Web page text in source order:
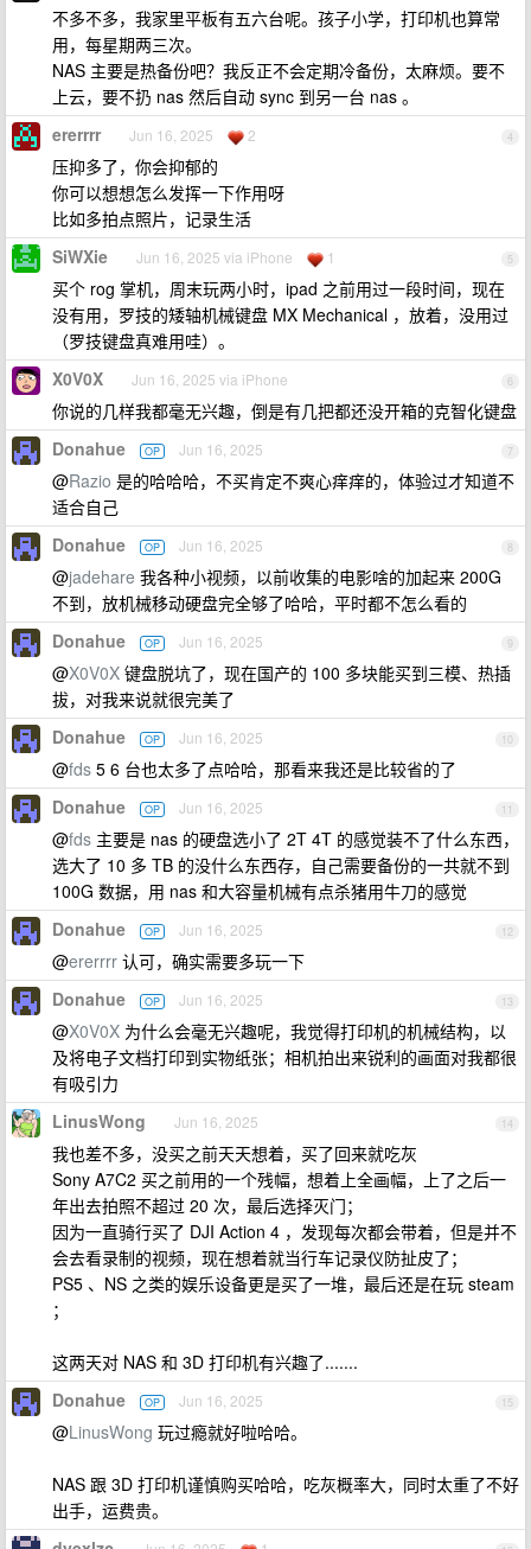
不多不多，我家里平板有五六台呢。孩子小学，打印机也算常
用，每星期两三次。
NAS 主要是热备份吧？我反正不会定期冷备份，太麻烦。要不
上云，要不扔 nas 然后自动 sync 到另一台 nas 。
4
ererrrr Jun 16, 2025 2
压抑多了，你会抑郁的
你可以想想怎么发挥一下作用呀
比如多拍点照片，记录生活
5
SiWXie Jun 16, 2025 via iPhone 1
买个 rog 掌机，周末玩两小时，ipad 之前用过一段时间，现在
没有用，罗技的矮轴机械键盘 MX Mechanical ，放着，没用过
（罗技键盘真难用哇）。
6
X0V0X Jun 16, 2025 via iPhone
你说的几样我都毫无兴趣，倒是有几把都还没开箱的克智化键盘
7
Donahue OP Jun 16, 2025
@Razio 是的哈哈哈，不买肯定不爽心痒痒的，体验过才知道不
适合自己
8
Donahue OP Jun 16, 2025
@jadehare 我各种小视频，以前收集的电影啥的加起来 200G
不到，放机械移动硬盘完全够了哈哈，平时都不怎么看的
9
Donahue OP Jun 16, 2025
@X0V0X 键盘脱坑了，现在国产的 100 多块能买到三模、热插
拔，对我来说就很完美了
10
Donahue OP Jun 16, 2025
@fds 5 6 台也太多了点哈哈，那看来我还是比较省的了
11
Donahue OP Jun 16, 2025
@fds 主要是 nas 的硬盘选小了 2T 4T 的感觉装不了什么东西，
选大了 10 多 TB 的没什么东西存，自己需要备份的一共就不到
100G 数据，用 nas 和大容量机械有点杀猪用牛刀的感觉
12
Donahue OP Jun 16, 2025
@ererrrr 认可，确实需要多玩一下
13
Donahue OP Jun 16, 2025
@X0V0X 为什么会毫无兴趣呢，我觉得打印机的机械结构，以
及将电子文档打印到实物纸张；相机拍出来锐利的画面对我都很
有吸引力
14
LinusWong Jun 16, 2025
我也差不多，没买之前天天想着，买了回来就吃灰
Sony A7C2 买之前用的一个残幅，想着上全画幅，上了之后一
年出去拍照不超过 20 次，最后选择灭门；
因为一直骑行买了 DJI Action 4 ，发现每次都会带着，但是并不
会去看录制的视频，现在想着就当行车记录仪防扯皮了；
PS5 、NS 之类的娱乐设备更是买了一堆，最后还是在玩 steam
；
这两天对 NAS 和 3D 打印机有兴趣了.......
15
Donahue OP Jun 16, 2025
@LinusWong 玩过瘾就好啦哈哈。
NAS 跟 3D 打印机谨慎购买哈哈，吃灰概率大，同时太重了不好
出手，运费贵。